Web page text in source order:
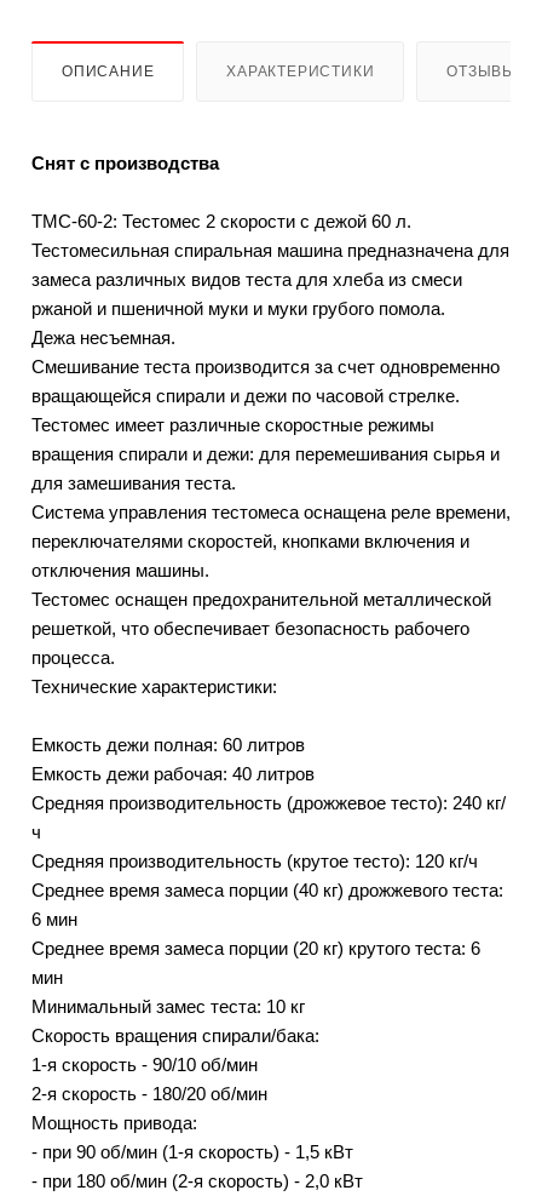
ОПИСАНИЕ ХАРАКТЕРИСТИКИ ОТЗЫВЫ
Снят с производства
ТМС-60-2: Тестомес 2 скорости с дежой 60 л.
Тестомесильная спиральная машина предназначена для
замеса различных видов теста для хлеба из смеси
ржаной и пшеничной муки и муки грубого помола.
Дежа несъемная.
Смешивание теста производится за счет одновременно
вращающейся спирали и дежи по часовой стрелке.
Тестомес имеет различные скоростные режимы
вращения спирали и дежи: для перемешивания сырья и
для замешивания теста.
Система управления тестомеса оснащена реле времени,
переключателями скоростей, кнопками включения и
отключения машины.
Тестомес оснащен предохранительной металлической
решеткой, что обеспечивает безопасность рабочего
процесса.
Технические характеристики:
Емкость дежи полная: 60 литров
Емкость дежи рабочая: 40 литров
Средняя производительность (дрожжевое тесто): 240 кг/
ч
Средняя производительность (крутое тесто): 120 кг/ч
Среднее время замеса порции (40 кг) дрожжевого теста:
6 мин
Среднее время замеса порции (20 кг) крутого теста: 6
мин
Минимальный замес теста: 10 кг
Скорость вращения спирали/бака:
1-я скорость - 90/10 об/мин
2-я скорость - 180/20 об/мин
Мощность привода:
- при 90 об/мин (1-я скорость) - 1,5 кВт
- при 180 об/мин (2-я скорость) - 2,0 кВт